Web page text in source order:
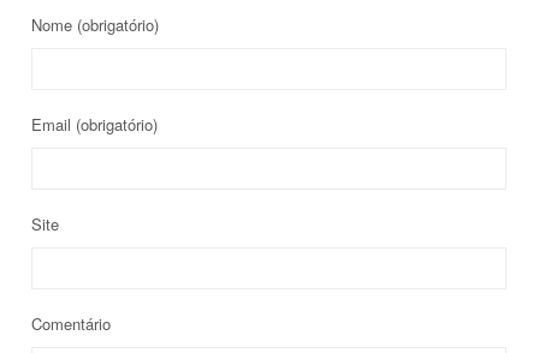
Nome (obrigatório)
Email (obrigatório)
Site
Comentário